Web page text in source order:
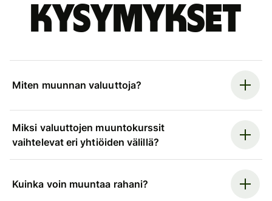
kysymykset
Miten muunnan valuuttoja?
Miksi valuuttojen muuntokurssit
vaihtelevat eri yhtiöiden välillä?
Kuinka voin muuntaa rahani?